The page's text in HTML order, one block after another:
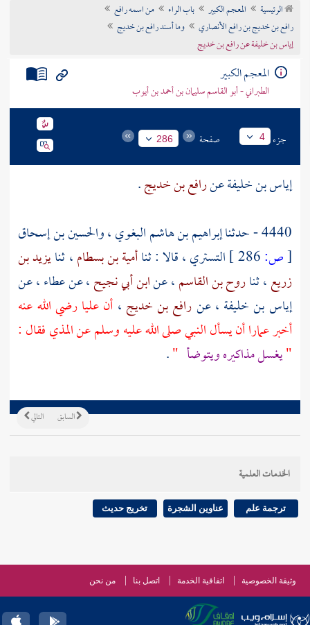
تراجم الأعلام
الرئيسية المعجم الكبير باب الراء
من اسمه رافع
رافع بن خديج بن رافع الأنصاري
وما أسند رافع بن خديج
إياس بن خليفة عن رافع بن خديج
المعجم الكبير
الطبراني - أبو القاسم سليمان بن أحمد بن أيوب
جزء 4 صفحة 286
إياس بن خليفةعنرافع بن خديج.
4440 - حدثنا
إبراهيم بن هاشم البغوي،والحسين بن إسحاق
[ص: التستري، قالا : ثناأمية بن بسطام، ثنايزيد بن
زريع، ثناروح بن القاسم، عنابن أبي نجيح، عنعطاء، عن
إياس بن خليفة ، عنرافع بن خديج ، أنعليارضي الله عنه
أخبرعماراأن يسأل النبي صلى الله عليه وسلم عن المذي فقال :
"يغسل مذاكيره ويتوضأ "
.
التالي السابق
الخدمات العلمية
ترجمة علم عناوين الشجرة تخريج حديث
وثيقة الخصوصية اتفاقية الخدمة اتصل بنا من نحن